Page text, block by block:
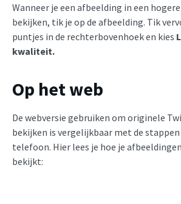
Wanneer je een afbeelding in een
bekijken, tik je op de afbeelding. Tik
puntjes in de rechterbovenhoek en kies
kwaliteit.
Op het web
De webversie gebruiken om originele
bekijken is vergelijkbaar met de
telefoon. Hier lees je hoe je
bekijkt: